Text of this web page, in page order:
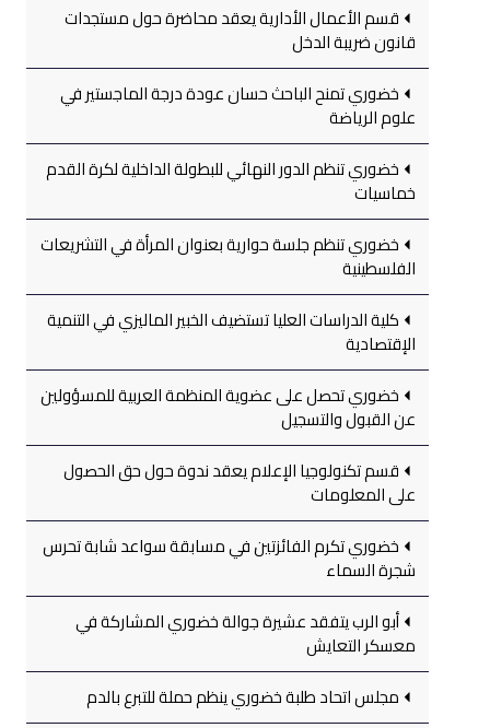
قسم الأعمال الأدارية يعقد محاضرة حول مستجدات
قانون ضريبة الدخل
خضوري تمنح الباحث حسان عودة درجة الماجستير في
علوم الرياضة
خضوري تنظم الدور النهائي للبطولة الداخلية لكرة القدم
خماسيات
خضوري تنظم جلسة حوارية بعنوان المرأة في التشريعات
الفلسطينية
كلية الدراسات العليا تستضيف الخبير الماليزي في التنمية
الإقتصادية
خضوري تحصل على عضوية المنظمة العربية للمسؤولين
عن القبول والتسجيل
قسم تكنولوجيا الإعلام يعقد ندوة حول حق الحصول
على المعلومات
خضوري تكرم الفائزتين في مسابقة سواعد شابة تحرس
شجرة السماء
أبو الرب يتفقد عشيرة جوالة خضوري المشاركة في
معسكر التعايش
مجلس اتحاد طلبة خضوري ينظم حملة للتبرع بالدم